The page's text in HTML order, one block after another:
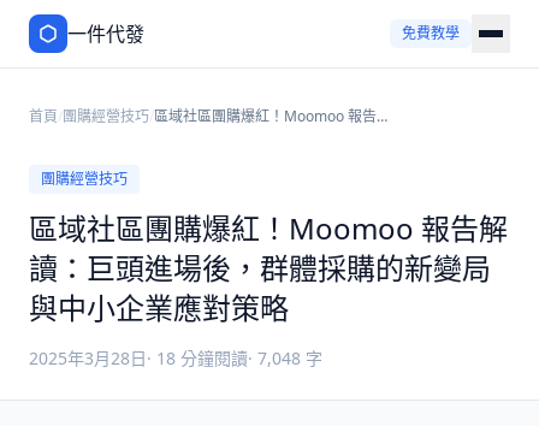
一件代發 免費教學
首頁/團購經營技巧/區域社區團購爆紅！Moomoo 報告解
團購經營技巧
區域社區團購爆紅！Moomoo 報告解
讀：巨頭進場後，群體採購的新變局
與中小企業應對策略
2025年3月28日· 18 分鐘閱讀· 7,048 字